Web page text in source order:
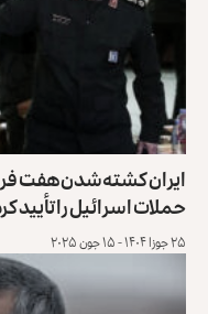
ایران کشته‌شدن هفت
حملات اسرائیل را تأیید
۲۵ جوزا ۱۴۰۴ - ۱۵ جون ۲۰۲۵